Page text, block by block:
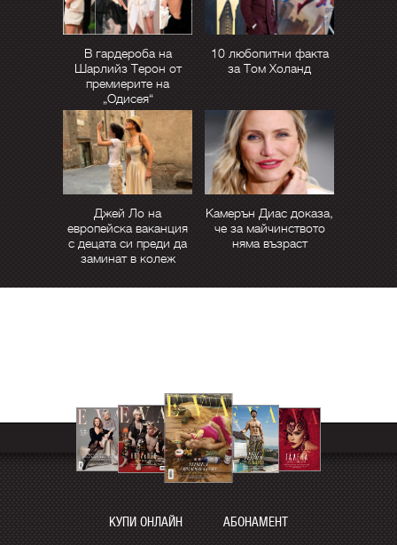
В гардероба на
Шарлийз Терон от
премиерите на
„Одисея“
10 любопитни факта
за Том Холанд
Джей Ло на
европейска ваканция
с децата си преди да
заминат в колеж
Камерън Диас доказа,
че за майчинството
няма възраст
КУПИ ОНЛАЙН АБОНАМЕНТ